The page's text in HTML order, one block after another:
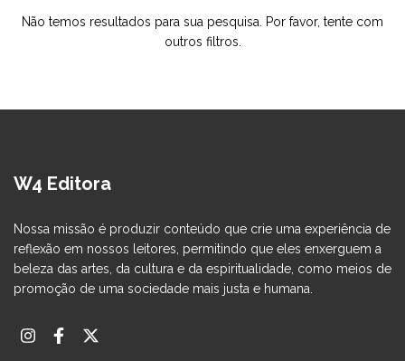
Não temos resultados para sua pesquisa. Por favor, tente com
outros filtros.
W4 Editora
Nossa missão é produzir conteúdo que crie uma experiência de
reflexão em nossos leitores, permitindo que eles enxerguem a
beleza das artes, da cultura e da espiritualidade, como meios de
promoção de uma sociedade mais justa e humana.